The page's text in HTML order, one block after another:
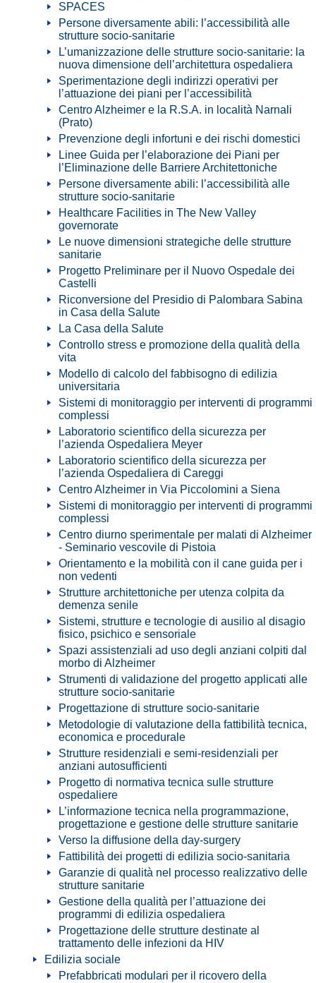
SPACES
Persone diversamente abili: l’accessibilità alle
strutture socio-sanitarie
L’umanizzazione delle strutture socio-sanitarie: la
nuova dimensione dell’architettura ospedaliera
Sperimentazione degli indirizzi operativi per
l’attuazione dei piani per l’accessibilità
Centro Alzheimer e la R.S.A. in località Narnali
(Prato)
Prevenzione degli infortuni e dei rischi domestici
Linee Guida per l’elaborazione dei Piani per
l’Eliminazione delle Barriere Architettoniche
Persone diversamente abili: l’accessibilità alle
strutture socio-sanitarie
Healthcare Facilities in The New Valley
governorate
Le nuove dimensioni strategiche delle strutture
sanitarie
Progetto Preliminare per il Nuovo Ospedale dei
Castelli
Riconversione del Presidio di Palombara Sabina
in Casa della Salute
La Casa della Salute
Controllo stress e promozione della qualità della
vita
Modello di calcolo del fabbisogno di edilizia
universitaria
Sistemi di monitoraggio per interventi di programmi
complessi
Laboratorio scientifico della sicurezza per
l’azienda Ospedaliera Meyer
Laboratorio scientifico della sicurezza per
l’azienda Ospedaliera di Careggi
Centro Alzheimer in Via Piccolomini a Siena
Sistemi di monitoraggio per interventi di programmi
complessi
Centro diurno sperimentale per malati di Alzheimer
- Seminario vescovile di Pistoia
Orientamento e la mobilità con il cane guida per i
non vedenti
Strutture architettoniche per utenza colpita da
demenza senile
Sistemi, strutture e tecnologie di ausilio al disagio
fisico, psichico e sensoriale
Spazi assistenziali ad uso degli anziani colpiti dal
morbo di Alzheimer
Strumenti di validazione del progetto applicati alle
strutture socio-sanitarie
Progettazione di strutture socio-sanitarie
Metodologie di valutazione della fattibilità tecnica,
economica e procedurale
Strutture residenziali e semi-residenziali per
anziani autosufficienti
Progetto di normativa tecnica sulle strutture
ospedaliere
L’informazione tecnica nella programmazione,
progettazione e gestione delle strutture sanitarie
Verso la diffusione della day-surgery
Fattibilità dei progetti di edilizia socio-sanitaria
Garanzie di qualità nel processo realizzativo delle
strutture sanitarie
Gestione della qualità per l’attuazione dei
programmi di edilizia ospedaliera
Progettazione delle strutture destinate al
trattamento delle infezioni da HIV
Edilizia sociale
Prefabbricati modulari per il ricovero della